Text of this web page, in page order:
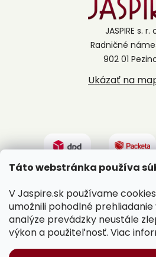
Táto webstránka používa
V Jaspire.sk používame
umožnili pohodlné
analýze prevádzky neustále
výkon a použiteľnosť. Viac
JASPIRE s. r.
Radničné
902 01
Ukázať na